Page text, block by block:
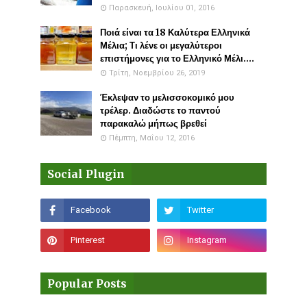
Παρασκευή, Ιουλίου 01, 2016
Ποιά είναι τα 18 Καλύτερα Ελληνικά
Μέλια; Τι λένε οι μεγαλύτεροι
επιστήμονες για το Ελληνικό Μέλι....
Τρίτη, Νοεμβρίου 26, 2019
Έκλεψαν το μελισσοκομικό μου
τρέλερ. Διαδώστε το παντού
παρακαλώ μήπως βρεθεί
Πέμπτη, Μαΐου 12, 2016
Social Plugin
Popular Posts